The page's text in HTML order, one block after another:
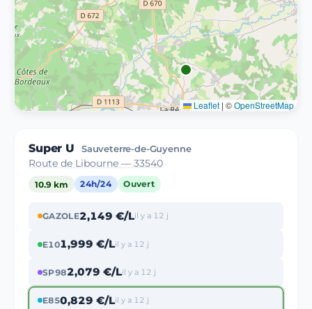
Leaflet | ©OpenStreetMap
Super U Sauveterre-de-Guyenne
Route de Libourne — 33540
10.9 km 24h/24 Ouvert
GAZOLE2,149 €/Lil y a 12 j
E101,999 €/Lil y a 12 j
SP982,079 €/Lil y a 12 j
E850,829 €/Lil y a 12 j